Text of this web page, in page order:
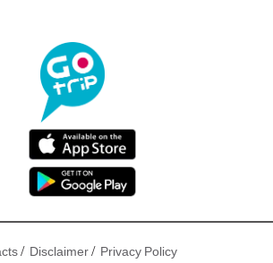
/ Disclaimer/ Privacy Policy